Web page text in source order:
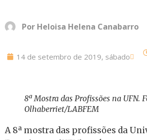
Por Heloisa Helena Canabarro
14 de setembro de 2019, sábado
8ª Mostra das Profissões na UFN.
Olhaberriet/LABFEM
A 8ª mostra das profissões da